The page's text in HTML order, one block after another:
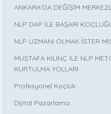
ANKARA’DA DEĞİŞİM
NLP DAP İLE BAŞARI
NLP UZMANI OLMAK İSTER
MUSTAFA KILINÇ İLE NLP
KURTULMA YOLLARI
Profesyonel Koçluk
Dijital Pazarlama